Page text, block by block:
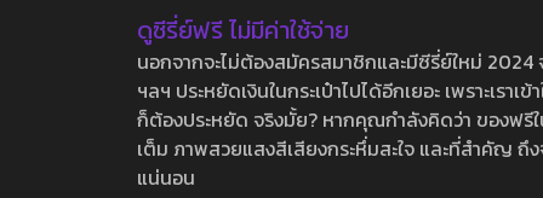
ดูซีรี่ย์ฟรี ไม่มีค่าใช้จ่าย
นอกจากจะไม่ต้องสมัครสมาชิกและมีซีรี่ย์ใหม่
ฯลฯ ประหยัดเงินในกระเป๋าไปได้อีกเยอะ เพราะเร
ก็ต้องประหยัด จริงมั้ย? หากคุณกำลังคิดว่า ของฟ
เต็ม ภาพสวยแสงสีเสียงกระหึ่มสะใจ และที่สำคัญ
แน่นอน